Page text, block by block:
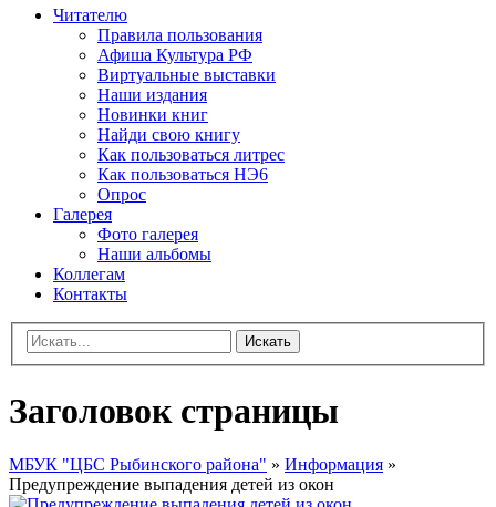
Читателю
Правила пользования
Афиша Культура РФ
Виртуальные выставки
Наши издания
Новинки книг
Найди свою книгу
Как пользоваться литрес
Как пользоваться НЭ6
Опрос
Галерея
Фото галерея
Наши альбомы
Коллегам
Контакты
Искать
Заголовок страницы
МБУК "ЦБС Рыбинского района" » Информация »
Предупреждение выпадения детей из окон